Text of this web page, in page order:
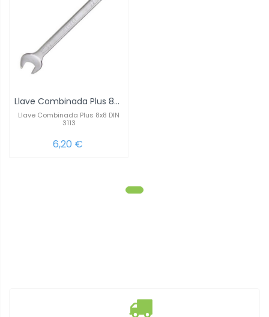
Llave Combinada Plus 8x8 DIN 3113
Llave Combinada Plus 8x8 DIN
3113
6,20 €